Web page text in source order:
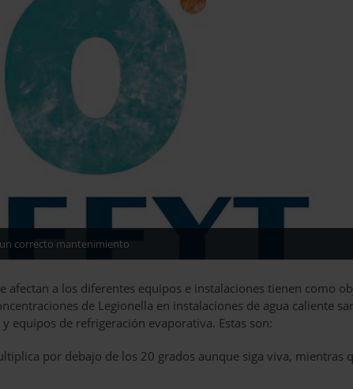
un correcto mantenimiento
afectan a los diferentes equipos e instalaciones tienen como
de Legionella en instalaciones de agua caliente
equipos de refrigeración evaporativa. Estas son:
por debajo de los 20 grados aunque siga viva, mientras